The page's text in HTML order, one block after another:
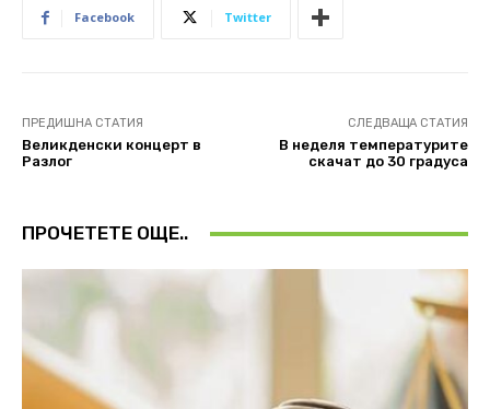
Facebook Twitter
ПРЕДИШНА СТАТИЯ
Великденски концерт в
Разлог
СЛЕДВАЩА СТАТИЯ
В неделя температурите
скачат до 30 градуса
ПРОЧЕТЕТЕ ОЩЕ..